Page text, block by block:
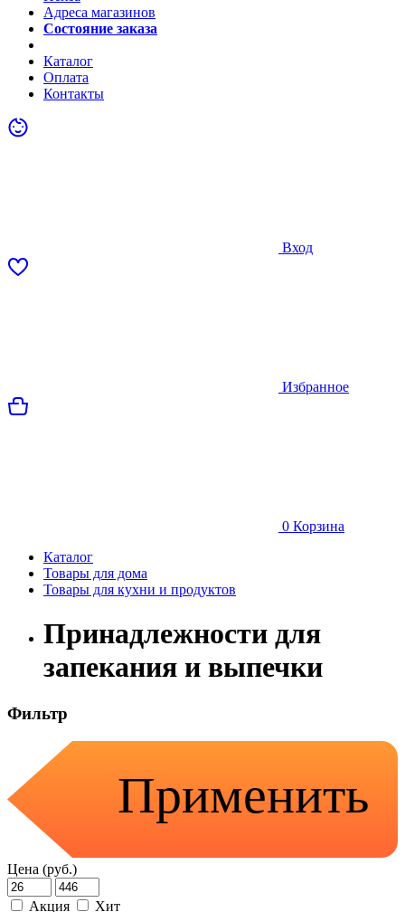
Адреса магазинов
Состояние заказа
Каталог
Оплата
Контакты
Вход
Избранное
0 Корзина
Каталог
Товары для дома
Товары для кухни и продуктов
Принадлежности для
запекания и выпечки
Фильтр
Применить
Цена (руб.)
Акция
Хит